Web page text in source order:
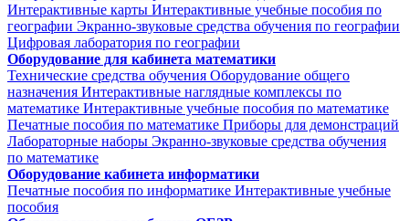
Интерактивные карты Интерактивные учебные пособия по
географии Экранно-звуковые средства обучения по географии
Цифровая лаборатория по географии
Оборудование для кабинета математики
Технические средства обучения Оборудование общего
назначения Интерактивные наглядные комплексы по
математике Интерактивные учебные пособия по математике
Печатные пособия по математике Приборы для демонстраций
Лабораторные наборы Экранно-звуковые средства обучения
по математике
Оборудование кабинета информатики
Печатные пособия по информатике Интерактивные учебные
пособия